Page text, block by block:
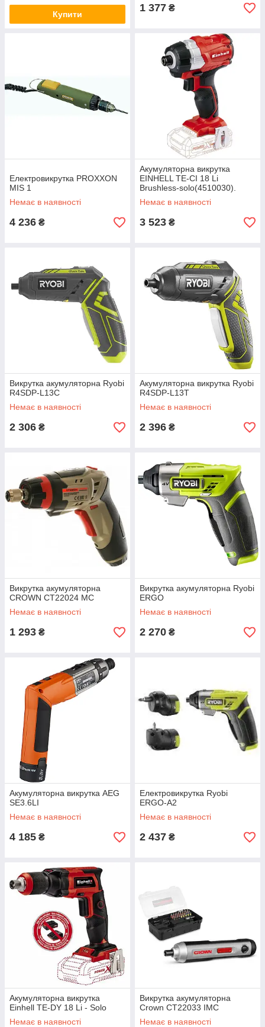
Купити
1 377 ₴
Електровикрутка PROXXON
MIS 1
Немає в наявності
4 236 ₴
Акумуляторна викрутка
EINHELL TE-CI 18 Li
Brushless-solo(4510030).
Немає в наявності
3 523 ₴
Викрутка акумуляторна Ryobi
R4SDP-L13C
Немає в наявності
2 306 ₴
Акумуляторна викрутка Ryobi
R4SDP-L13T
Немає в наявності
2 396 ₴
Викрутка акумуляторна
CROWN CT22024 MC
Немає в наявності
1 293 ₴
Викрутка акумуляторна Ryobi
ERGO
Немає в наявності
2 270 ₴
Акумуляторна викрутка AEG
SE3.6LI
Немає в наявності
4 185 ₴
Електровикрутка Ryobi
ERGO-A2
Немає в наявності
2 437 ₴
Акумуляторна викрутка
Einhell TE-DY 18 Li - Solo
Немає в наявності
Викрутка акумуляторна
Crown CT22033 IMC
Немає в наявності